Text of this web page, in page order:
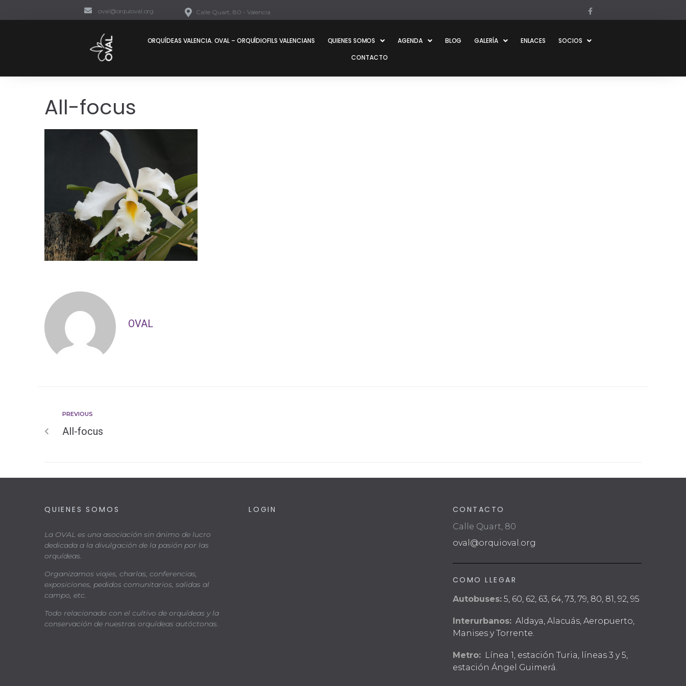
oval@orquioval.org Calle Quart, 80 - Valencia
ORQUÍDEAS VALENCIA. OVAL – ORQUÍDIOFILS VALENCIANS QUIENES SOMOS AGENDA BLOG GALERÍA ENLACES
SOCIOS
CONTACTO
All-focus
OVAL
PREVIOUS
All-focus
QUIENES SOMOS
La OVAL es una asociación sin ánimo de lucro
dedicada a la divulgación de la pasión por las
orquídeas.
Organizamos viajes, charlas, conferencias,
exposiciones, pedidos comunitarios, salidas al
campo, etc.
Todo relacionado con el cultivo de orquídeas y la
conservación de nuestras orquídeas autóctonas.
LOGIN CONTACTO
Calle Quart, 80
oval@orquioval.org
COMO LLEGAR
Autobuses: 5, 60, 62, 63, 64, 73, 79, 80, 81, 92, 95
Interurbanos: Aldaya, Alacuás, Aeropuerto,
Manises y Torrente.
Metro: Línea 1, estación Turia, líneas 3 y 5,
estación Ángel Guimerá.